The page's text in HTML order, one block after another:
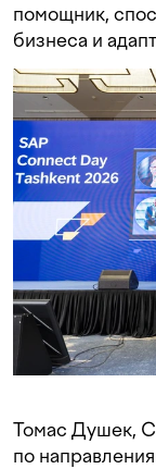
помощник,
бизнеса и
Томас Душек,
по